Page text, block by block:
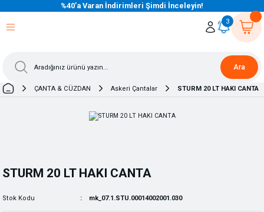
%40’a Varan İndirimleri Şimdi İnceleyin!
Ara
3
ÇANTA & CÜZDAN Askeri Çantalar STURM 20 LT HAKI CANTA
STURM 20 LT HAKI CANTA
Stok Kodu mk_07.1.STU.00014002001.030